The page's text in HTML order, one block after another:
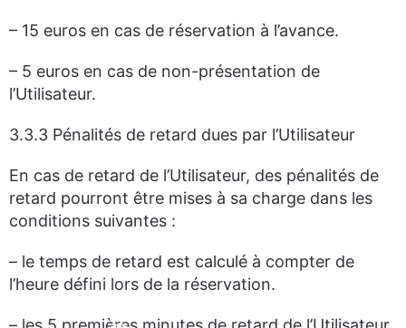
– 15 euros en cas de réservation à l’avance.
– 5 euros en cas de non-présentation de
l’Utilisateur.
3.3.3 Pénalités de retard dues par l’Utilisateur
En cas de retard de l’Utilisateur, des pénalités de
retard pourront être mises à sa charge dans les
conditions suivantes :
– le temps de retard est calculé à compter de
l’heure défini lors de la réservation.